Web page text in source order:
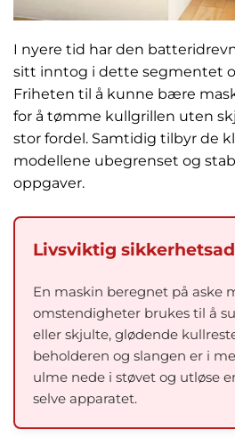
I nyere tid har den
sitt inntog i dette segmentet
Friheten til å kunne bære
for å tømme kullgrillen uten
stor fordel. Samtidig tilbyr de
modellene ubegrenset og
oppgaver.
Livsviktig
En maskin beregnet på aske
omstendigheter brukes til å
eller skjulte, glødende
beholderen og slangen er i
ulme nede i støvet og utløse
selve apparatet.